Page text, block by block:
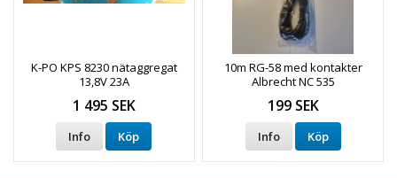
K-PO KPS 8230 nätaggregat
13,8V 23A
1 495 SEK
Info Köp
10m RG-58 med kontakter
Albrecht NC 535
199 SEK
Info Köp